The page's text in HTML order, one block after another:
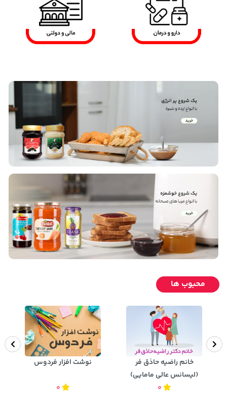
محبوب ها
خانم راضیه حاذق فر
(لیسانس عالی مامایی)
0
نوشت افزار فردوس
0